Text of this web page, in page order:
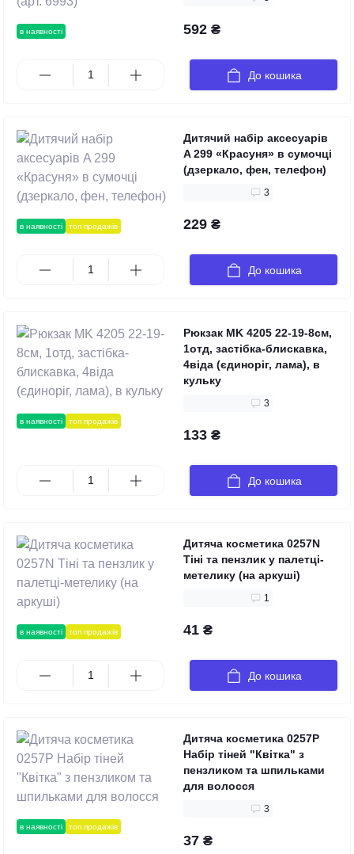
в наявності 592 ₴
До кошика
в наявності топ продажів
Дитячий набір аксесуарів
A 299 «Красуня» в сумочці
(дзеркало, фен, телефон)
3
229 ₴
До кошика
в наявності топ продажів
Рюкзак MK 4205 22-19-8см,
1отд, застібка-блискавка,
4віда (єдиноріг, лама), в
кульку
3
133 ₴
До кошика
в наявності топ продажів
Дитяча косметика 0257N
Тіні та пензлик у палетці-
метелику (на аркуші)
1
41 ₴
До кошика
в наявності топ продажів
Дитяча косметика 0257P
Набір тіней "Квітка" з
пензликом та шпильками
для волосся
3
37 ₴